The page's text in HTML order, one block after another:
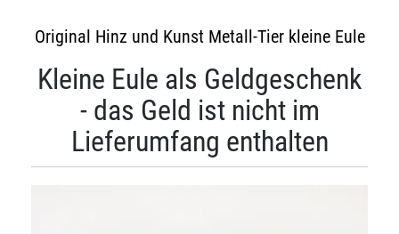
Original Hinz und Kunst Metall-Tier kleine Eule
Kleine Eule als Geldgeschenk
- das Geld ist nicht im
Lieferumfang enthalten